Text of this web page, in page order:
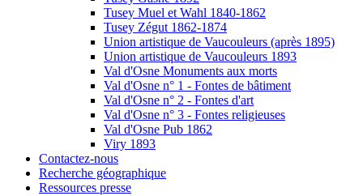
Tusey Muel et Wahl 1840-1862
Tusey Zégut 1862-1874
Union artistique de Vaucouleurs (après 1895)
Union artistique de Vaucouleurs 1893
Val d'Osne Monuments aux morts
Val d'Osne n° 1 - Fontes de bâtiment
Val d'Osne n° 2 - Fontes d'art
Val d'Osne n° 3 - Fontes religieuses
Val d'Osne Pub 1862
Viry 1893
Contactez-nous
Recherche géographique
Ressources presse